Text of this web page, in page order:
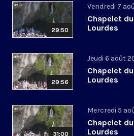
29:50
Vendredi 7
Chapelet
Lourdes
29:56
Jeudi 6 août
Chapelet
Lourdes
31:00
Mercredi 5
Chapelet
Lourdes